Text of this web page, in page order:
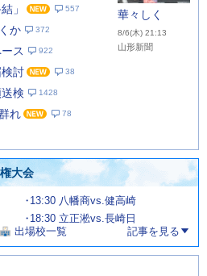
」 557
か 372
ス 922
討 38
検 1428
れ 78
華々しく
8/6(木) 21:13
山形新聞
大会
13:30 八幡商vs.健高崎
18:30 立正淞vs.長崎日
出場校一覧 記事を見る